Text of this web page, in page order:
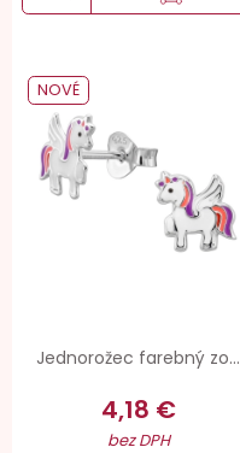
Jednorožec farebný zo...
4,18 €
bez DPH
NOVÉ